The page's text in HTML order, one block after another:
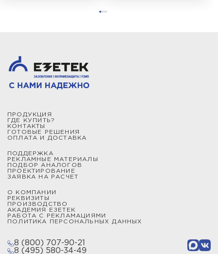
ПРОДУКЦИЯ
ГДЕ КУПИТЬ?
КОНТАКТЫ
ГОТОВЫЕ РЕШЕНИЯ
ОПЛАТА И ДОСТАВКА
ПОДДЕРЖКА
РЕКЛАМНЫЕ МАТЕРИАЛЫ
ПОДБОР АНАЛОГОВ
ПРОЕКТИРОВАНИЕ
ЗАЯВКА НА РАСЧЕТ
О КОМПАНИИ
РЕКВИЗИТЫ
ПРОИЗВОДСТВО
АКАДЕМИЯ ЕЗЕТЕК
РАБОТА С РЕКЛАМАЦИЯМИ
ПОЛИТИКА ПЕРСОНАЛЬНЫХ ДАННЫХ
8 (800) 707-90-21
8 (495) 580-34-49